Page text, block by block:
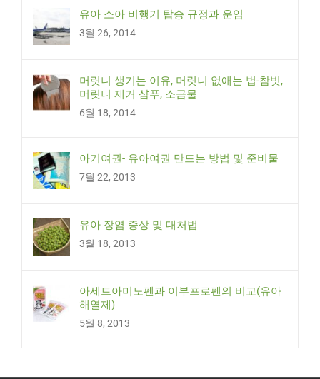
유아 소아 비행기 탑승 규정과 운임
3월 26, 2014
머릿니 생기는 이유, 머릿니 없애는 법-참빗,
머릿니 제거 샴푸, 소금물
6월 18, 2014
아기여권- 유아여권 만드는 방법 및 준비물
7월 22, 2013
유아 장염 증상 및 대처법
3월 18, 2013
아세트아미노펜과 이부프로펜의 비교(유아
해열제)
5월 8, 2013